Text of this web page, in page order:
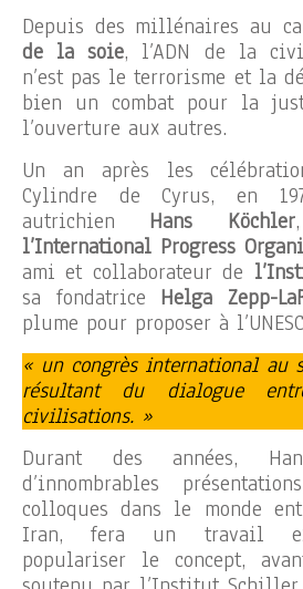
Depuis des millénaires au
de la soie, l’ADN de la
n’est pas le terrorisme et la
bien un combat pour la
l’ouverture aux autres.
Un an après les
Cylindre de Cyrus, en
autrichien Hans Köchler
l’International Progress
ami et collaborateur de
sa fondatrice Helga Zepp-
plume pour proposer à
« un congrès international au
résultant du dialogue
civilisations. »
Durant des années,
d’innombrables
colloques dans le monde
Iran, fera un travail
populariser le concept,